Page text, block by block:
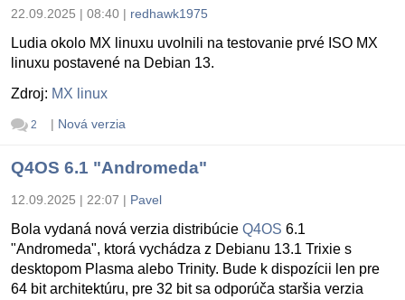
22.09.2025 | 08:40 | redhawk1975
Ludia okolo MX linuxu uvolnili na testovanie prvé ISO MX
linuxu postavené na Debian 13.
Zdroj: MX linux
2 | Nová verzia
Q4OS 6.1 "Andromeda"
12.09.2025 | 22:07 | Pavel
Bola vydaná nová verzia distribúcie Q4OS 6.1
"Andromeda", ktorá vychádza z Debianu 13.1 Trixie s
desktopom Plasma alebo Trinity. Bude k dispozícii len pre
64 bit architektúru, pre 32 bit sa odporúča staršia verzia